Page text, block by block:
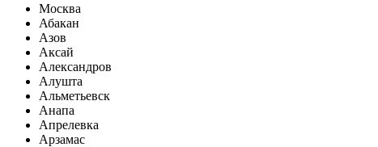
Москва
Абакан
Азов
Аксай
Александров
Алушта
Альметьевск
Анапа
Апрелевка
Арзамас